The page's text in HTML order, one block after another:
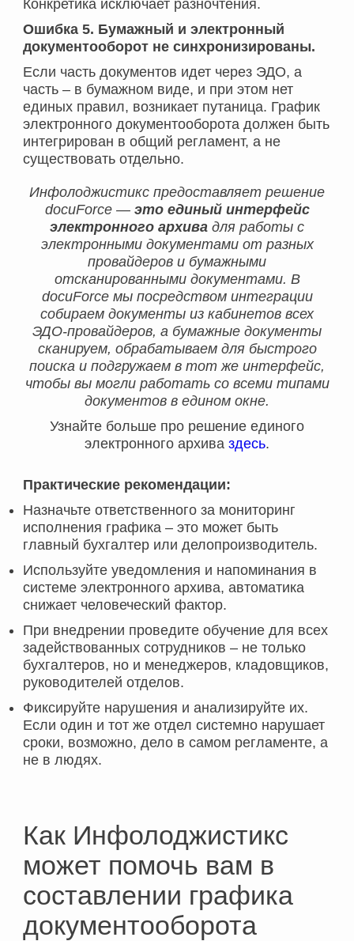
Конкретика исключает разночтения.
Ошибка 5. Бумажный и электронный
документооборот не синхронизированы.
Если часть документов идет через ЭДО, а
часть – в бумажном виде, и при этом нет
единых правил, возникает путаница. График
электронного документооборота должен быть
интегрирован в общий регламент, а не
существовать отдельно.
Инфолоджистикс предоставляет решение
docuForce — это единый интерфейс
электронного архива для работы с
электронными документами от разных
провайдеров и бумажными
отсканированными документами. В
docuForce мы посредством интеграции
собираем документы из кабинетов всех
ЭДО-провайдеров, а бумажные документы
сканируем, обрабатываем для быстрого
поиска и подгружаем в тот же интерфейс,
чтобы вы могли работать со всеми типами
документов в едином окне.
Узнайте больше про решение единого
электронного архива здесь.
Практические рекомендации:
Назначьте ответственного за мониторинг
исполнения графика – это может быть
главный бухгалтер или делопроизводитель.
Используйте уведомления и напоминания в
системе электронного архива, автоматика
снижает человеческий фактор.
При внедрении проведите обучение для всех
задействованных сотрудников – не только
бухгалтеров, но и менеджеров, кладовщиков,
руководителей отделов.
Фиксируйте нарушения и анализируйте их.
Если один и тот же отдел системно нарушает
сроки, возможно, дело в самом регламенте, а
не в людях.
Как Инфолоджистикс
может помочь вам в
составлении графика
документооборота